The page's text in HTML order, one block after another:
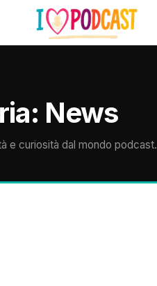
News
e curiosità dal mondo podcast.